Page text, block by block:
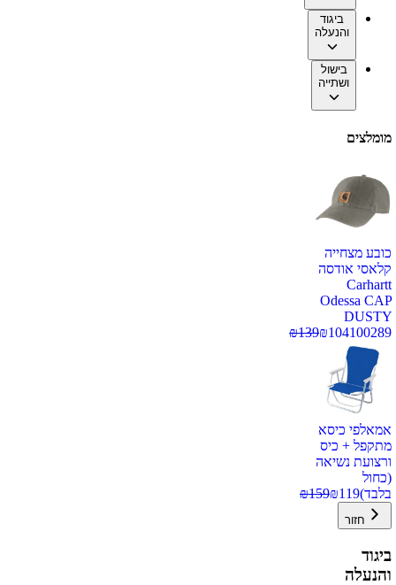
ביגוד
והנעלה
בישול
ושתייה
מומלצים
כובע מצחייה
קלאסי אודסה
Carhartt
Odessa CAP
DUSTY
100289
₪104
₪139
אמאלפי כיסא
מתקפל + כיס
ורצועת נשיאה
(כחול
בלבד)
₪119
₪159
חזור
ביגוד
והנעלה